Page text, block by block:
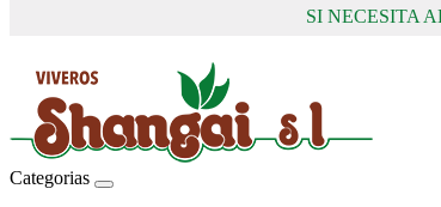
SI NECESITA
Categorias